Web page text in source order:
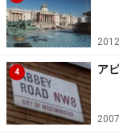
4 ア